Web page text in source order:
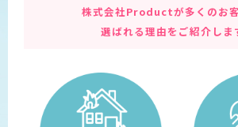
株式会社Productが多くのお
選ばれる理由をご紹介しま